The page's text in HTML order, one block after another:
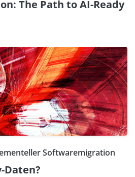
The Path to AI-Ready
Softwaremigration
Daten?